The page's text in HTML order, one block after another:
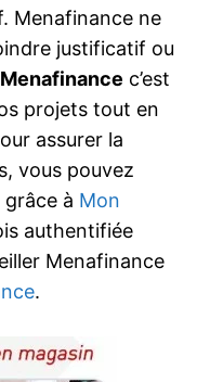
Menafinance ne
justificatif ou
c’est
projets tout en
assurer la
vous pouvez
à Mon
authentifiée
Menafinance
.